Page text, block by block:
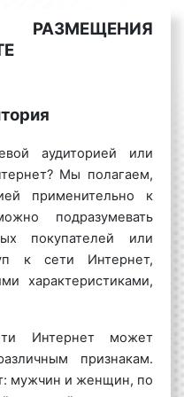
вашей рекламной
постулат широко
и к рекламе
в Интернете, как
с учетом
фиксированной.
иногда
рекламу в
вопрос следует
можно использовать
аудиторией или
Мы полагаем,
применительно к
подразумевать
покупателей или
к сети Интернет,
характеристиками,
Интернет может
признакам.
мужчин и женщин, по